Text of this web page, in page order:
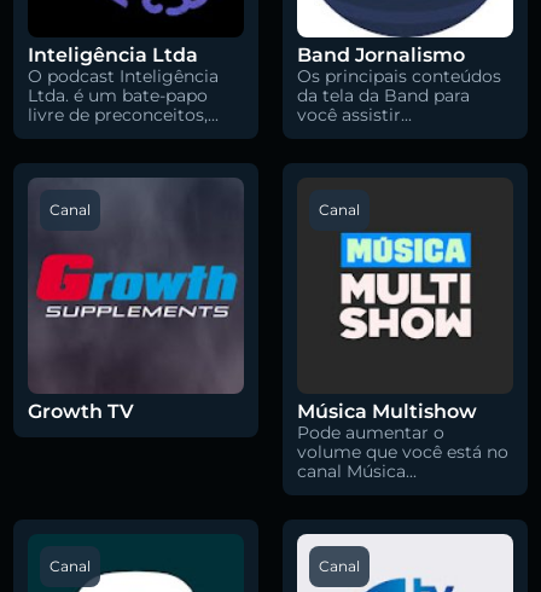
Buscar rádio
Inteligência Ltda
O podcast Inteligência
Ltda. é um bate-papo
livre de preconceitos,...
Band Jornalismo
Os principais conteúdos
da tela da Band para
você assistir...
Canal
Growth TV
Canal
Música Multishow
Pode aumentar o
volume que você está no
canal Música...
Canal Canal